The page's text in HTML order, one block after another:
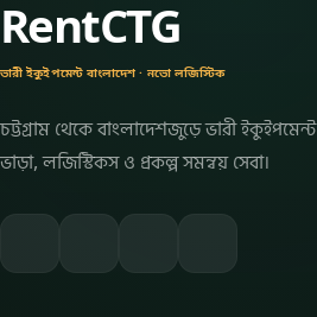
RentCTG
ভারী ইকুইপমেন্ট বাংলাদেশ · নভো লজিস্টিক
চট্টগ্রাম থেকে বাংলাদেশজুড়ে ভারী ইকুইপমেন্ট
ভাড়া, লজিস্টিকস ও প্রকল্প সমন্বয় সেবা।